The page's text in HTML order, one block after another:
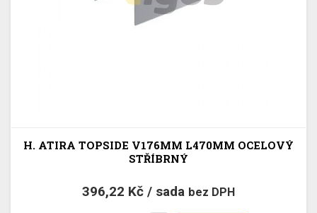
H. ATIRA TOPSIDE V176MM L470MM OCELOVÝ
STŘÍBRNÝ
396,22 Kč / sada bez DPH